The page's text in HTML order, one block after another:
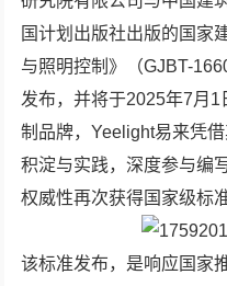
国计划出版社出版的国家
与照明控制》（GJBT-
发布，并将于2025年7月
制品牌，Yeelight易来凭
积淀与实践，深度参与编
权威性再次获得国家级标
该标准发布，是响应国家